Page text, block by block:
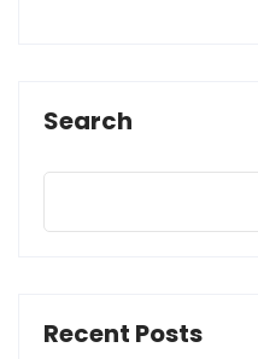
Search
Recent Posts